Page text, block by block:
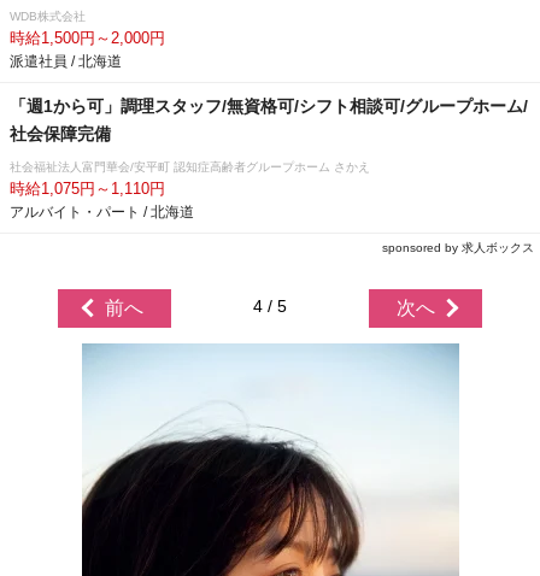
WDB株式会社
時給1,500円～2,000円
派遣社員 / 北海道
「週1から可」調理スタッフ/無資格可/シフト相談可/グループホーム/
社会保障完備
社会福祉法人富門華会/安平町 認知症高齢者グループホーム さかえ
時給1,075円～1,110円
アルバイト・パート / 北海道
sponsored by 求人ボックス
前へ 4 / 5 次へ